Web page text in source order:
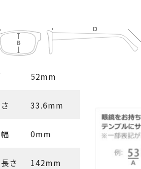
52mm
33.6mm
0mm
さ 142mm